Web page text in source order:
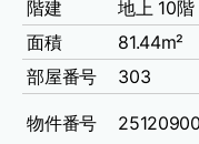
階建
地上 10階
面積
81.44m²
部屋番号
303
物件番号